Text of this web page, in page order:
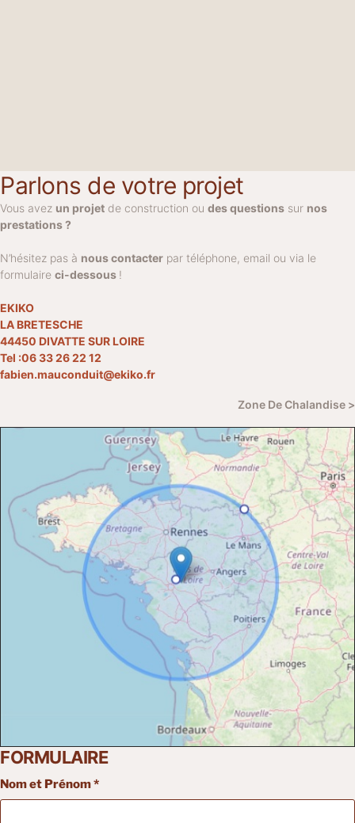
Parlons de votre projet
Vous avez un projet de construction ou des questions sur nos
prestations ?
N’hésitez pas à nous contacter par téléphone, email ou via le
formulaire ci-dessous !
EKIKO
LA BRETESCHE
44450 DIVATTE SUR LOIRE
Tel :06 33 26 22 12
fabien.mauconduit@ekiko.fr
Zone De Chalandise >
FORMULAIRE
Nom et Prénom*